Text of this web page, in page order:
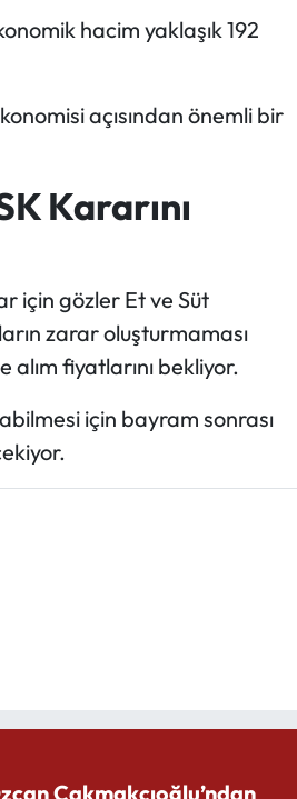
hacim yaklaşık 192
açısından önemli bir
Kararını
için gözler Et ve Süt
zarar oluşturmaması
alım fiyatlarını bekliyor.
için bayram sonrası
Çakmakçıoğlu’ndan